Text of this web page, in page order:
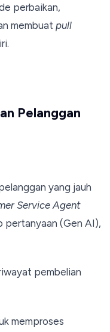
perbaikan,
membuat pull
Pelanggan
yang jauh
Service Agent
pertanyaan (Gen AI),
pembelian
memproses